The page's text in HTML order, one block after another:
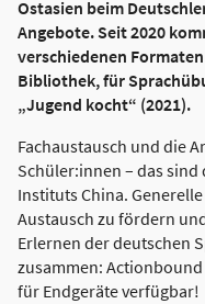
Ostasien beim
Angebote. Seit 2020
verschiedenen
Bibliothek, für
„Jugend kocht“ (2021).
Fachaustausch und die
Schüler:innen – das
Instituts China.
Austausch zu fördern
Erlernen der deutschen
zusammen:
für Endgeräte verfügbar!